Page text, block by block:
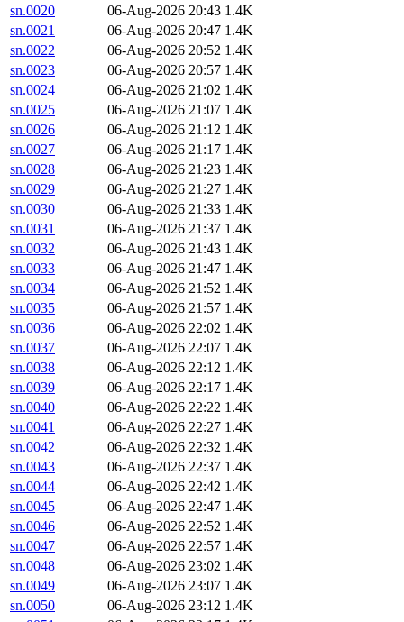
sn.0020
06-Aug-2026 20:43 1.4K
sn.0021
06-Aug-2026 20:47 1.4K
sn.0022
06-Aug-2026 20:52 1.4K
sn.0023
06-Aug-2026 20:57 1.4K
sn.0024
06-Aug-2026 21:02 1.4K
sn.0025
06-Aug-2026 21:07 1.4K
sn.0026
06-Aug-2026 21:12 1.4K
sn.0027
06-Aug-2026 21:17 1.4K
sn.0028
06-Aug-2026 21:23 1.4K
sn.0029
06-Aug-2026 21:27 1.4K
sn.0030
06-Aug-2026 21:33 1.4K
sn.0031
06-Aug-2026 21:37 1.4K
sn.0032
06-Aug-2026 21:43 1.4K
sn.0033
06-Aug-2026 21:47 1.4K
sn.0034
06-Aug-2026 21:52 1.4K
sn.0035
06-Aug-2026 21:57 1.4K
sn.0036
06-Aug-2026 22:02 1.4K
sn.0037
06-Aug-2026 22:07 1.4K
sn.0038
06-Aug-2026 22:12 1.4K
sn.0039
06-Aug-2026 22:17 1.4K
sn.0040
06-Aug-2026 22:22 1.4K
sn.0041
06-Aug-2026 22:27 1.4K
sn.0042
06-Aug-2026 22:32 1.4K
sn.0043
06-Aug-2026 22:37 1.4K
sn.0044
06-Aug-2026 22:42 1.4K
sn.0045
06-Aug-2026 22:47 1.4K
sn.0046
06-Aug-2026 22:52 1.4K
sn.0047
06-Aug-2026 22:57 1.4K
sn.0048
06-Aug-2026 23:02 1.4K
sn.0049
06-Aug-2026 23:07 1.4K
sn.0050
06-Aug-2026 23:12 1.4K